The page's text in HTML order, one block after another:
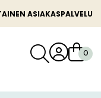
ASIAKASPALVELU